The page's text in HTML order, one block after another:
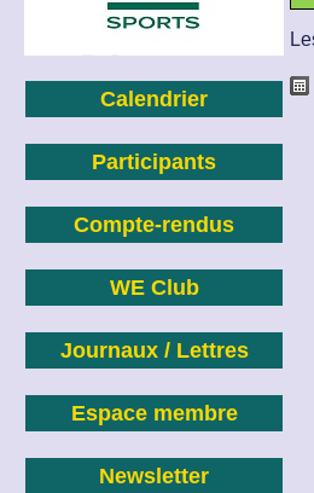
Calendrier
Participants
Compte-rendus
WE Club
Journaux / Lettres
Espace membre
Newsletter